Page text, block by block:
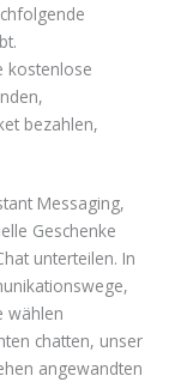
kostenlose
bezahlen,
Messaging,
Geschenke
unterteilen. In
wählen
chatten, unser
angewandten